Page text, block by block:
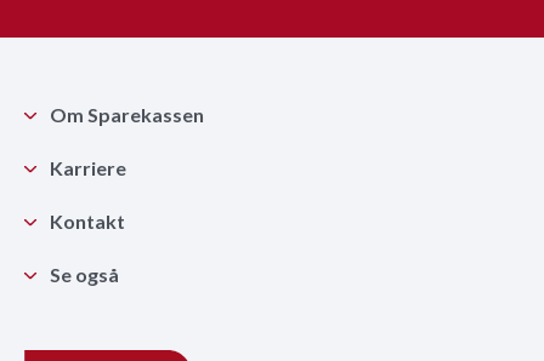
Om Sparekassen
Karriere
Kontakt
Se også